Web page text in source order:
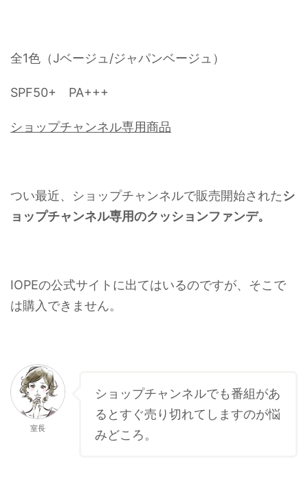
全1色（Jベージュ/ジャパンベージュ）
SPF50+ PA+++
ショップチャンネル専用商品
つい最近、ショップチャンネルで販売開始されたシ
ョップチャンネル専用のクッションファンデ。
IOPEの公式サイトに出てはいるのですが、そこで
は購入できません。
室長
ショップチャンネルでも番組があ
るとすぐ売り切れてしますのが悩
みどころ。